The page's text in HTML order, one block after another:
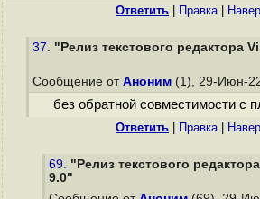
Ответить Правка|
37. "Релиз текстового редактора
Сообщение от Аноним (1), 29-Июн-
без обратной совместимости с
Ответить Правка|
69. "Релиз текстового
9.0"